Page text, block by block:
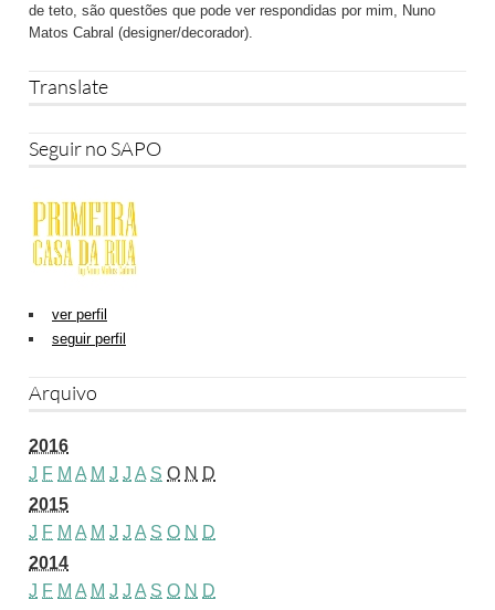
de teto, são questões que pode ver respondidas por mim, Nuno
Matos Cabral (designer/decorador).
Translate
Seguir no SAPO
ver perfil
seguir perfil
Arquivo
2016
J F M A M J J A S O N D
2015
J F M A M J J A S O N D
2014
J F M A M J J A S O N D